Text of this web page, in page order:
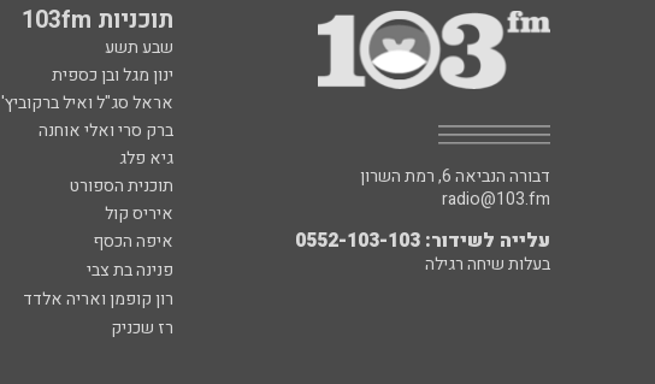
תוכניות 103fm
שבע תשע
ינון מגל ובן כספית
אראל סג"ל ואיל ברקוביץ'
ברק סרי ואלי אוחנה
גיא פלג
תוכנית הספורט
איריס קול
איפה הכסף
פנינה בת צבי
רון קופמן ואריה אלדד
רז שכניק
דבורה הנביאה 6, רמת השרון
radio@103.fm
עלייה לשידור: 0552-103-103
בעלות שיחה רגילה